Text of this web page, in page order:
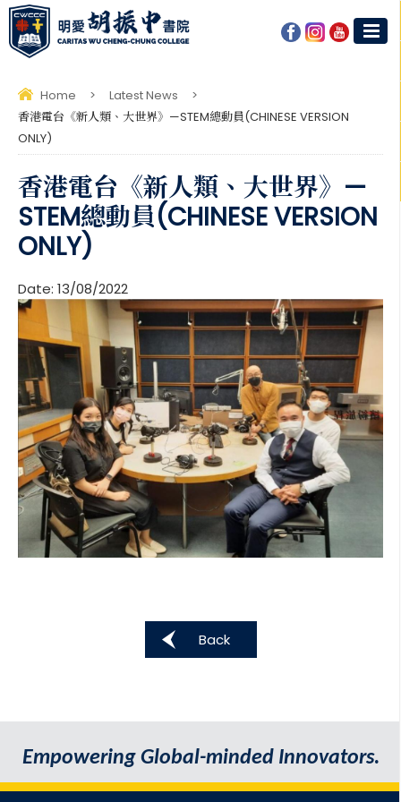
Home > Latest News
>
香港電台《新人類、大世界》—STEM總動員(CHINESE VERSION
ONLY)
香港電台《新人類、大世界》—
STEM總動員(CHINESE VERSION
ONLY)
Date: 13/08/2022
Back
Empowering Global-minded Innovators.